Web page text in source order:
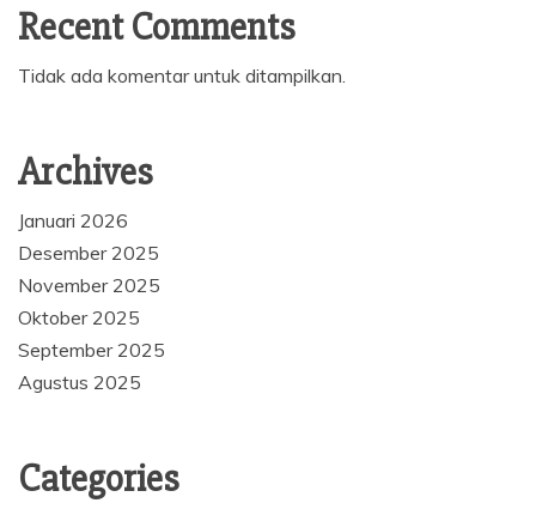
Recent Comments
Tidak ada komentar untuk ditampilkan.
Archives
Januari 2026
Desember 2025
November 2025
Oktober 2025
September 2025
Agustus 2025
Categories